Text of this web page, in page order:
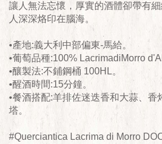
讓人無法忘懷，厚實的酒體卻帶有
人深深烙印在腦海。
•產地:義大利中部偏東-馬給。
•葡萄品種:100% LacrimadiMorro
•釀製法:不鋪鋼桶 100HL。
•醒酒時間:15分鐘。
•餐酒搭配:羊排佐迷迭香和大蒜、香
塔。
#Querciantica Lacrima di Morro